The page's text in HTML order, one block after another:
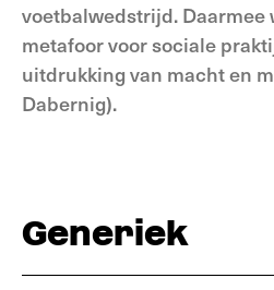
voetbalwedstrijd. Daarmee
metafoor voor sociale
uitdrukking van macht en
Dabernig).
Generiek